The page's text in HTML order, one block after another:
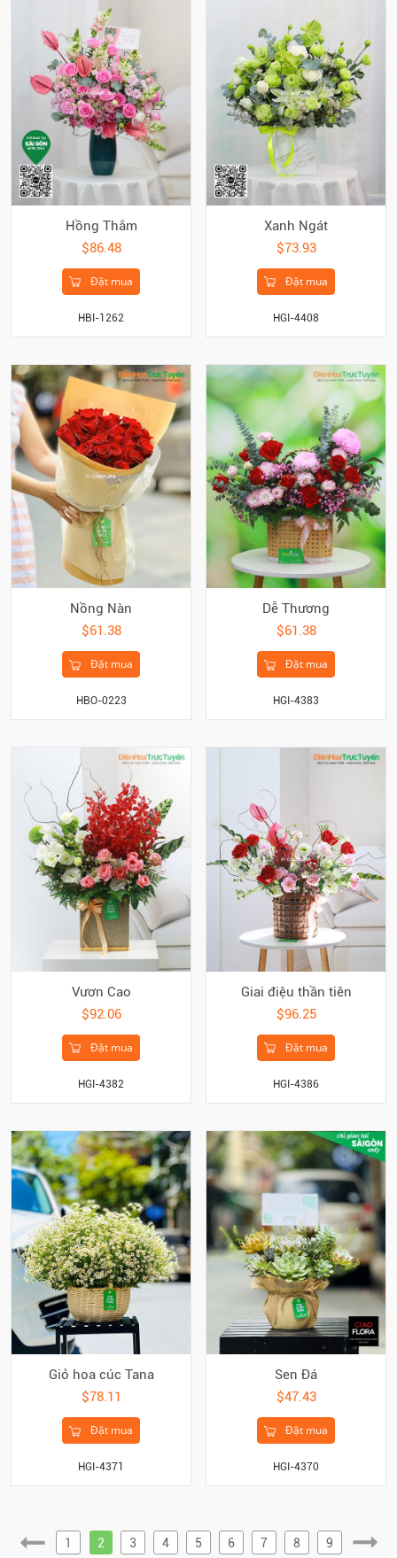
Hồng Thắm
$86.48
Đặt mua
HBI-1262
Xanh Ngát
$73.93
Đặt mua
HGI-4408
Nồng Nàn
$61.38
Đặt mua
HBO-0223
Dễ Thương
$61.38
Đặt mua
HGI-4383
Vươn Cao
$92.06
Đặt mua
HGI-4382
Giai điệu thần tiên
$96.25
Đặt mua
HGI-4386
Giỏ hoa cúc Tana
$78.11
Đặt mua
HGI-4371
Sen Đá
$47.43
Đặt mua
HGI-4370
1 2 3 4 5 6 7 8 9